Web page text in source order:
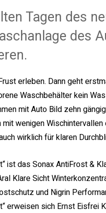
Tagen des
des
erleben. Dann geht
Waschbehälter kein
mit Auto Bild zehn
wenigen Wischintervallen
wirklich für klaren
ist das Sonax AntiFrost &
Klare Sicht
und Nigrin
erweisen sich Ernst Eisfrei